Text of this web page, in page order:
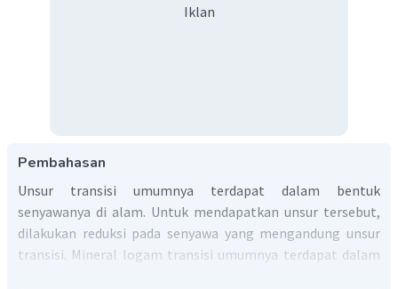
Iklan
Pembahasan
Unsur transisi umumnya terdapat dalam bentuk
senyawanya di alam. Untuk mendapatkan unsur tersebut,
dilakukan reduksi pada senyawa yang mengandung unsur
transisi. Mineral logam transisi umumnya terdapat dalam